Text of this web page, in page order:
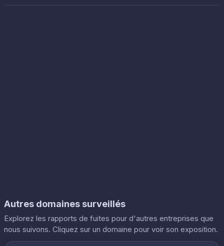
Autres domaines surveillés
Explorez les rapports de fuites pour d'autres entreprises que
nous suivons. Cliquez sur un domaine pour voir son exposition.